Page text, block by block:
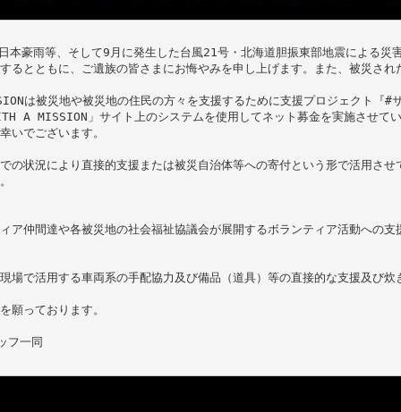
本豪雨等、そして9月に発生した台風21号・北海道胆振東部地震による災
るとともに、ご遺族の皆さまにお悔やみを申し上げます。また、被災さ
は被災地や被災地の住民の方々を支援するために支援プロジェクト『#
A MISSION」サイト上のシステムを使用してネット募金を実施させて
いでございます。
の状況により直接的支援または被災自治体等への寄付という形で活用さ
ア仲間達や各被災地の社会福祉協議会が展開するボランティア活動への支
場で活用する車両系の手配協力及び備品（道具）等の直接的な支援及び
願っております。